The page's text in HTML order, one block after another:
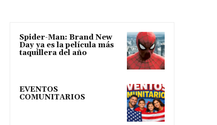
Spider-Man: Brand New
Day ya es la película más
taquillera del año
EVENTOS
COMUNITARIOS